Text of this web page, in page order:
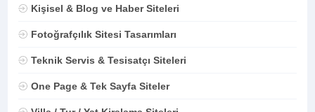
Kişisel & Blog ve Haber Siteleri
Fotoğrafçılık Sitesi Tasarımları
Teknik Servis & Tesisatçı Siteleri
One Page & Tek Sayfa Siteler